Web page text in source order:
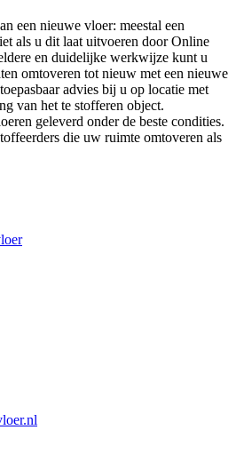
een nieuwe vloer: meestal een
als u dit laat uitvoeren door Online
en duidelijke werkwijze kunt u
omtoveren tot nieuw met een nieuwe
advies bij u op locatie met
van het te stofferen object.
geleverd onder de beste condities.
die uw ruimte omtoveren als